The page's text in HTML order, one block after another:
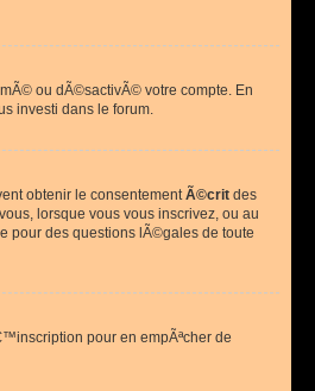
ou dÃ©sactivÃ© votre compte. En
investi dans le forum.
obtenir le consentementÃ©crit des
lorsque vous vous inscrivez, ou au
pour des questions lÃ©gales de toute
pour en empÃªcher de